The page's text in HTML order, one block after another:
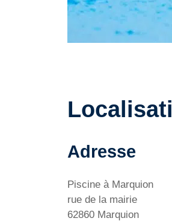
Adresse
Piscine à Marquion
rue de la mairie
62860 Marquion